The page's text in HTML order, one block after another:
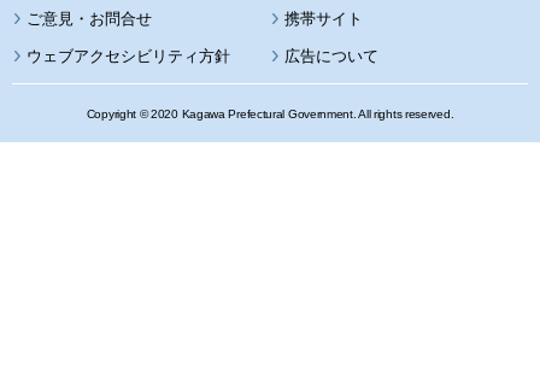
携帯サイト
ウェブアクセシビリティ方針 広告について
Copyright © 2020 Kagawa Prefectural Government. All rights reserved.